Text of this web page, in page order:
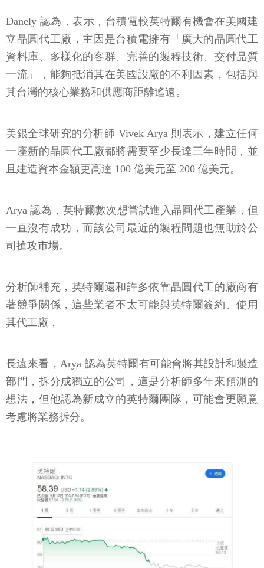
Danely 認為，表示，台積電較英特爾有機會在美國建
立晶圓代工廠，主因是台積電擁有「廣大的晶圓代工
資料庫、多樣化的客群、完善的製程技術、交付品質
一流」，能夠抵消其在美國設廠的不利因素，包括與
其台灣的核心業務和供應商距離遙遠。
美銀全球研究的分析師 Vivek Arya 則表示，建立任何
一座新的晶圓代工廠都將需要至少長達三年時間，並
且建造資本金額更高達 100 億美元至 200 億美元。
Arya 認為，英特爾數次想嘗試進入晶圓代工產業，但
一直沒有成功，而該公司最近的製程問題也無助於公
司搶攻市場。
分析師補充，英特爾還和許多依靠晶圓代工的廠商有
著競爭關係，這些業者不太可能與英特爾簽約、使用
其代工廠，
長遠來看，Arya 認為英特爾有可能會將其設計和製造
部門，拆分成獨立的公司，這是分析師多年來預測的
想法，但他認為新成立的英特爾團隊，可能會更願意
考慮將業務拆分。